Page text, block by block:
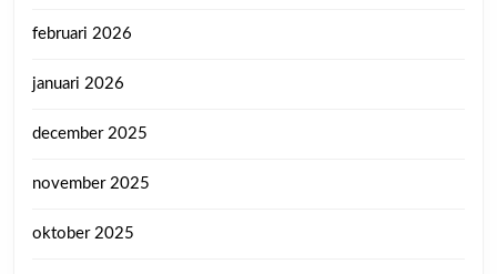
februari 2026
januari 2026
december 2025
november 2025
oktober 2025